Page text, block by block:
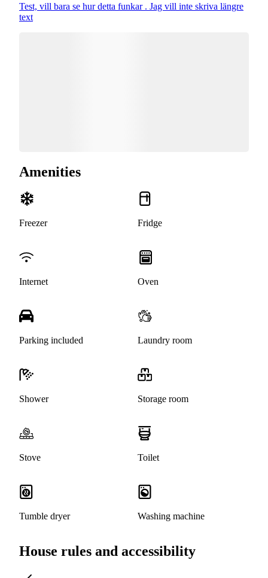
Test, vill bara se hur detta funkar . Jag vill inte skriva längre
text
Amenities
Freezer Fridge
Internet Oven
Parking included Laundry room
Shower Storage room
Stove Toilet
Tumble dryer Washing machine
House rules and accessibility